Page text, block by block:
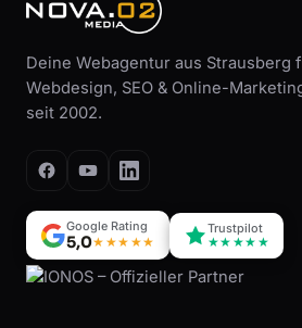
Deine Webagentur aus Strausberg
Webdesign, SEO & Online-
seit 2002.
Google Rating
5,0★★★★★
Trustpilot
★★★★★